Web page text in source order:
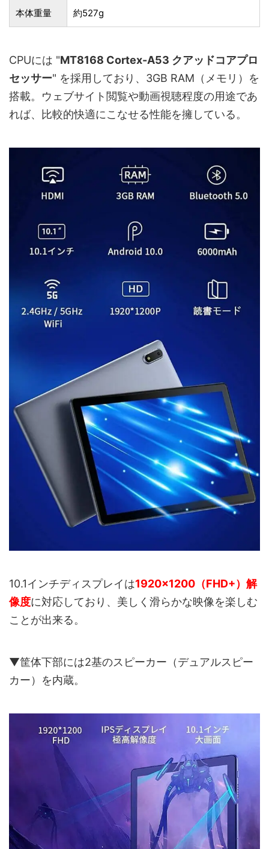
本体重量 約527g
CPUには "MT8168 Cortex-A53 クアッドコアプロ
セッサー" を採用しており、3GB RAM（メモリ）を
搭載。ウェブサイト閲覧や動画視聴程度の用途であ
れば、比較的快適にこなせる性能を擁している。
10.1インチディスプレイは1920×1200（FHD+）解
像度に対応しており、美しく滑らかな映像を楽しむ
ことが出来る。
▼筐体下部には2基のスピーカー（デュアルスピー
カー）を内蔵。